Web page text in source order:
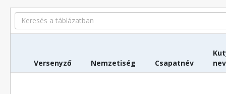
Search
Versenyző Nemzetiség Csapatnév